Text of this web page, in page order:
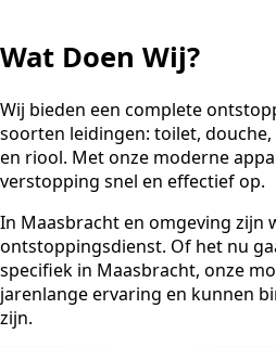
Wat Doen Wij?
Wij bieden een complete
soorten leidingen: toilet,
en riool. Met onze moderne
verstopping snel en effectief op.
In Maasbracht en omgeving zijn
ontstoppingsdienst. Of het nu
specifiek in Maasbracht, onze
jarenlange ervaring en kunnen
zijn.